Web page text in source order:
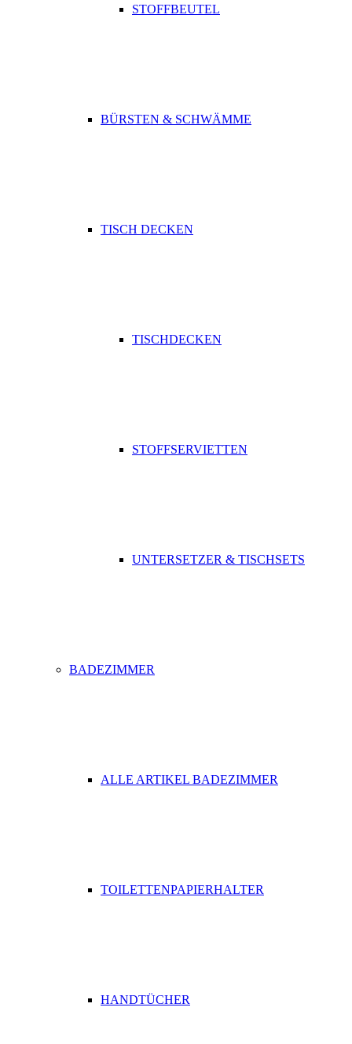
STOFFBEUTEL
BÜRSTEN & SCHWÄMME
TISCH DECKEN
TISCHDECKEN
STOFFSERVIETTEN
UNTERSETZER & TISCHSETS
BADEZIMMER
ALLE ARTIKEL BADEZIMMER
TOILETTENPAPIERHALTER
HANDTÜCHER